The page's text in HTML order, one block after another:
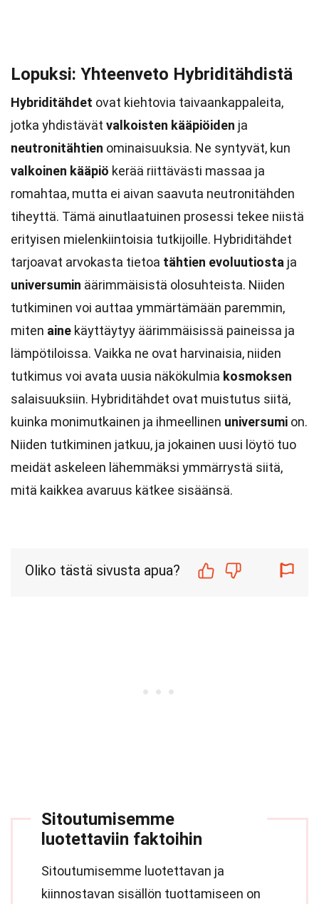
Lopuksi: Yhteenveto Hybriditähdistä
Hybriditähdet ovat kiehtovia taivaankappaleita,
jotka yhdistävät valkoisten kääpiöiden ja
neutronitähtien ominaisuuksia. Ne syntyvät, kun
valkoinen kääpiö kerää riittävästi massaa ja
romahtaa, mutta ei aivan saavuta neutronitähden
tiheyttä. Tämä ainutlaatuinen prosessi tekee niistä
erityisen mielenkiintoisia tutkijoille. Hybriditähdet
tarjoavat arvokasta tietoa tähtien evoluutiosta ja
universumin äärimmäisistä olosuhteista. Niiden
tutkiminen voi auttaa ymmärtämään paremmin,
miten aine käyttäytyy äärimmäisissä paineissa ja
lämpötiloissa. Vaikka ne ovat harvinaisia, niiden
tutkimus voi avata uusia näkökulmia kosmoksen
salaisuuksiin. Hybriditähdet ovat muistutus siitä,
kuinka monimutkainen ja ihmeellinen universumi on.
Niiden tutkiminen jatkuu, ja jokainen uusi löytö tuo
meidät askeleen lähemmäksi ymmärrystä siitä,
mitä kaikkea avaruus kätkee sisäänsä.
Oliko tästä sivusta apua?
Sitoutumisemme
luotettaviin faktoihin
Sitoutumisemme luotettavan ja
kiinnostavan sisällön tuottamiseen on